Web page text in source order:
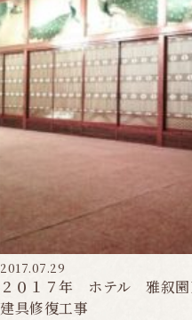
2017.07.29
２０１７年 ホテル 雅叙
建具修復工事